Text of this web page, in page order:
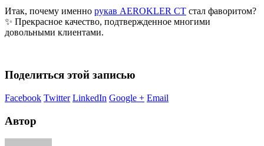
Итак, почему именно рукав AEROKLER CT стал фаворитом?
✨ Прекрасное качество, подтвержденное многими
довольными клиентами.
Поделиться этой записью
Facebook Twitter LinkedIn Google + Email
Автор